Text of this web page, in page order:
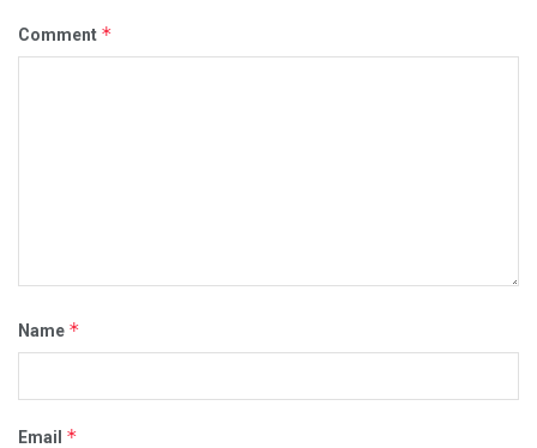
Comment *
Name *
Email *